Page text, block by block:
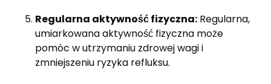
Regularna aktywność fizyczna: Regularna,
umiarkowana aktywność fizyczna może
pomóc w utrzymaniu zdrowej wagi i
zmniejszeniu ryzyka refluksu.